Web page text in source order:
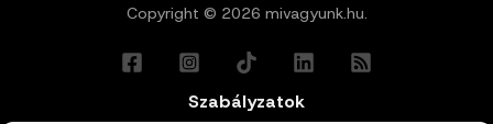
Copyright © 2026 mivagyunk.hu.
Szabályzatok